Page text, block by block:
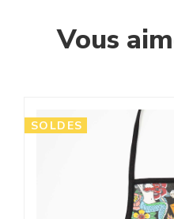
Vous
SOLDES